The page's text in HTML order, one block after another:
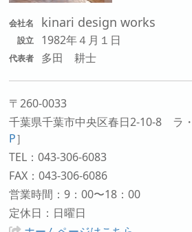
会社名 kinari design works
設立 1982年４月１日
代表者 多田 耕士
〒260-0033
千葉県千葉市中央区春日2-10-8 ラ
P］
TEL：043-306-6083
FAX：043-306-6086
営業時間：9：00〜18：00
定休日：日曜日